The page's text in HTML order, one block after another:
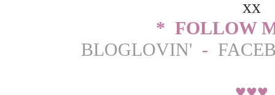
xx
* FOLLOW
BLOGLOVIN' -